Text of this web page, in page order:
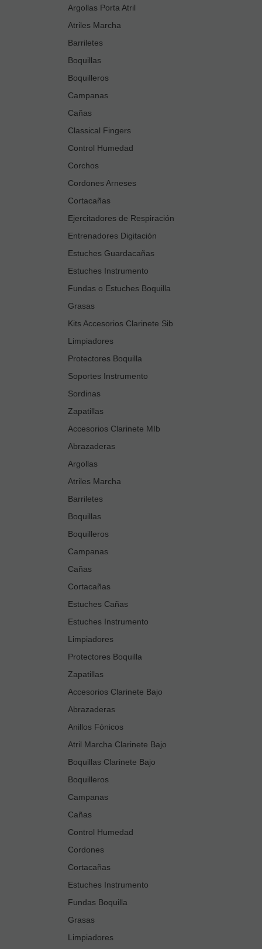
Argollas Porta Atril
Atriles Marcha
Barriletes
Boquillas
Boquilleros
Campanas
Cañas
Classical Fingers
Control Humedad
Corchos
Cordones Arneses
Cortacañas
Ejercitadores de Respiración
Entrenadores Digitación
Estuches Guardacañas
Estuches Instrumento
Fundas o Estuches Boquilla
Grasas
Kits Accesorios Clarinete Sib
Limpiadores
Protectores Boquilla
Soportes Instrumento
Sordinas
Zapatillas
Accesorios Clarinete MIb
Abrazaderas
Argollas
Atriles Marcha
Barriletes
Boquillas
Boquilleros
Campanas
Cañas
Cortacañas
Estuches Cañas
Estuches Instrumento
Limpiadores
Protectores Boquilla
Zapatillas
Accesorios Clarinete Bajo
Abrazaderas
Anillos Fónicos
Atril Marcha Clarinete Bajo
Boquillas Clarinete Bajo
Boquilleros
Campanas
Cañas
Control Humedad
Cordones
Cortacañas
Estuches Instrumento
Fundas Boquilla
Grasas
Limpiadores